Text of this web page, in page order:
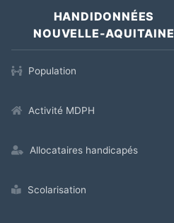
HANDIDONNÉES
NOUVELLE-AQUITAINE
Population
Activité MDPH
Allocataires handicapés
Scolarisation